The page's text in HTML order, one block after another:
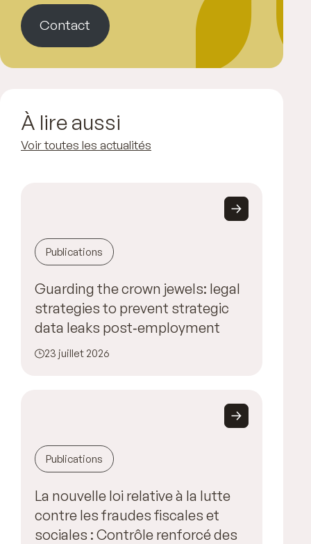
Contact
À lire aussi
Voir toutes les actualités
Publications
Guarding the crown jewels: legal
strategies to prevent strategic
data leaks post‑employment
23 juillet 2026
Publications
La nouvelle loi relative à la lutte
contre les fraudes fiscales et
sociales : Contrôle renforcé des